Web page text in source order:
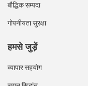
बौद्धिक सम्पदा
गोपनीयता सुरक्षा
हमसे जुड़ें
व्यापार सहयोग